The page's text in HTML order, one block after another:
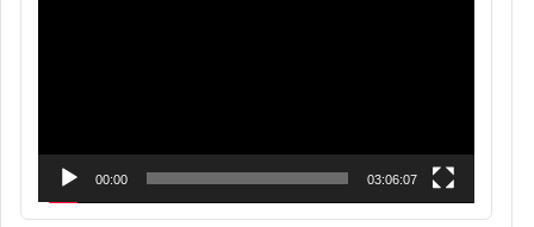
00:00 03:06:07